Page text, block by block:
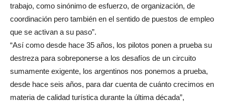
trabajo, como sinónimo de esfuerzo, de organización, de
coordinación pero también en el sentido de puestos de empleo
que se activan a su paso”.
“Así como desde hace 35 años, los pilotos ponen a prueba su
destreza para sobreponerse a los desafíos de un circuito
sumamente exigente, los argentinos nos ponemos a prueba,
desde hace seis años, para dar cuenta de cuánto crecimos en
materia de calidad turística durante la última década”,